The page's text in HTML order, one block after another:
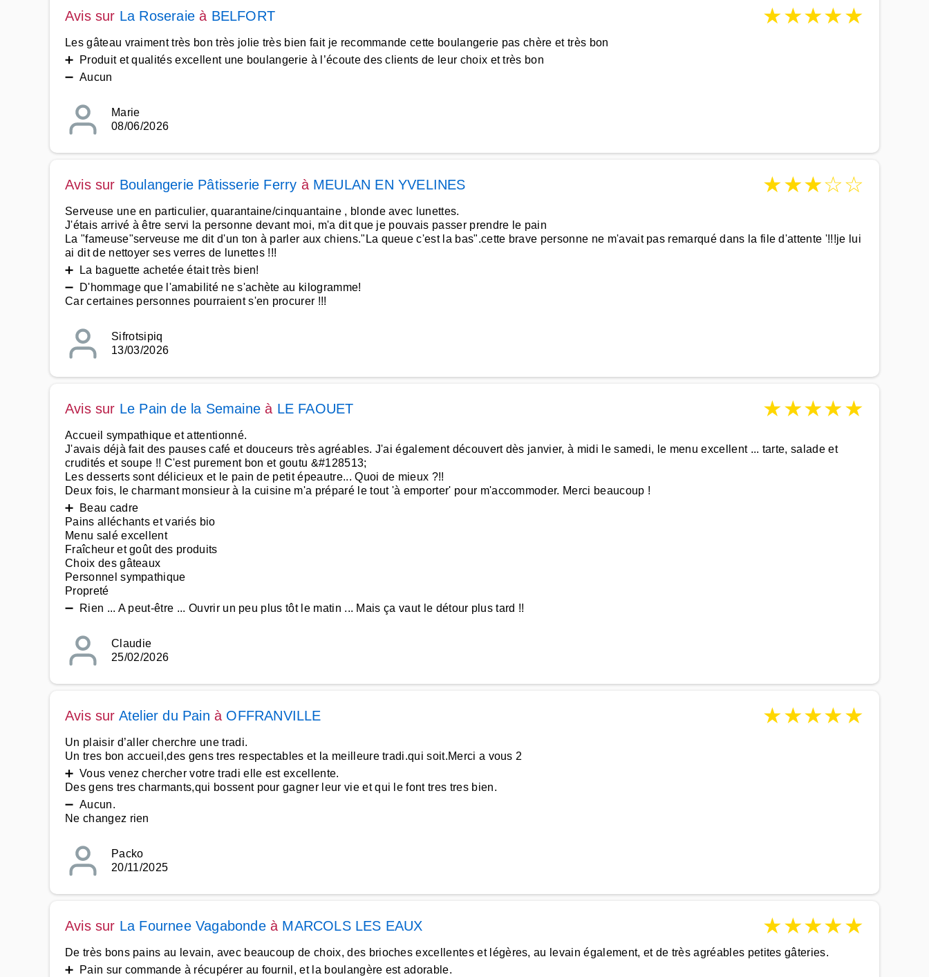
Avis sur La Roseraie à BELFORT ★★★★★
Les gâteau vraiment très bon très jolie très bien fait je recommande cette boulangerie pas chère et très bon
➕ Produit et qualités excellent une boulangerie à l’écoute des clients de leur choix et très bon
➖ Aucun
Marie
08/06/2026
Avis sur Boulangerie Pâtisserie Ferry à MEULAN EN YVELINES ★★★☆☆
Serveuse une en particulier, quarantaine/cinquantaine , blonde avec lunettes.
J'étais arrivé à être servi la personne devant moi, m'a dit que je pouvais passer prendre le pain
La "fameuse"serveuse me dit d'un ton à parler aux chiens."La queue c'est la bas".cette brave personne ne m'avait pas remarqué dans la file d'attente '!!!je lui
ai dit de nettoyer ses verres de lunettes !!!
➕ La baguette achetée était très bien!
➖ D'hommage que l'amabilité ne s'achète au kilogramme!
Car certaines personnes pourraient s'en procurer !!!
Sifrotsipiq
13/03/2026
Avis sur Le Pain de la Semaine à LE FAOUET ★★★★★
Accueil sympathique et attentionné.
J'avais déjà fait des pauses café et douceurs très agréables. J'ai également découvert dès janvier, à midi le samedi, le menu excellent ... tarte, salade et
crudités et soupe !! C'est purement bon et goutu &#128513;
Les desserts sont délicieux et le pain de petit épeautre... Quoi de mieux ?!!
Deux fois, le charmant monsieur à la cuisine m'a préparé le tout 'à emporter' pour m'accommoder. Merci beaucoup !
➕ Beau cadre
Pains alléchants et variés bio
Menu salé excellent
Fraîcheur et goût des produits
Choix des gâteaux
Personnel sympathique
Propreté
➖ Rien ... A peut-être ... Ouvrir un peu plus tôt le matin ... Mais ça vaut le détour plus tard !!
Claudie
25/02/2026
Avis sur Atelier du Pain à OFFRANVILLE ★★★★★
Un plaisir d’aller cherchre une tradi.
Un tres bon accueil,des gens tres respectables et la meilleure tradi.qui soit.Merci a vous 2
➕ Vous venez chercher votre tradi elle est excellente.
Des gens tres charmants,qui bossent pour gagner leur vie et qui le font tres tres bien.
➖ Aucun.
Ne changez rien
Packo
20/11/2025
Avis sur La Fournee Vagabondeà MARCOLS LES EAUX ★★★★★
De très bons pains au levain, avec beaucoup de choix, des brioches excellentes et légères, au levain également, et de très agréables petites gâteries.
➕ Pain sur commande à récupérer au fournil, et la boulangère est adorable.